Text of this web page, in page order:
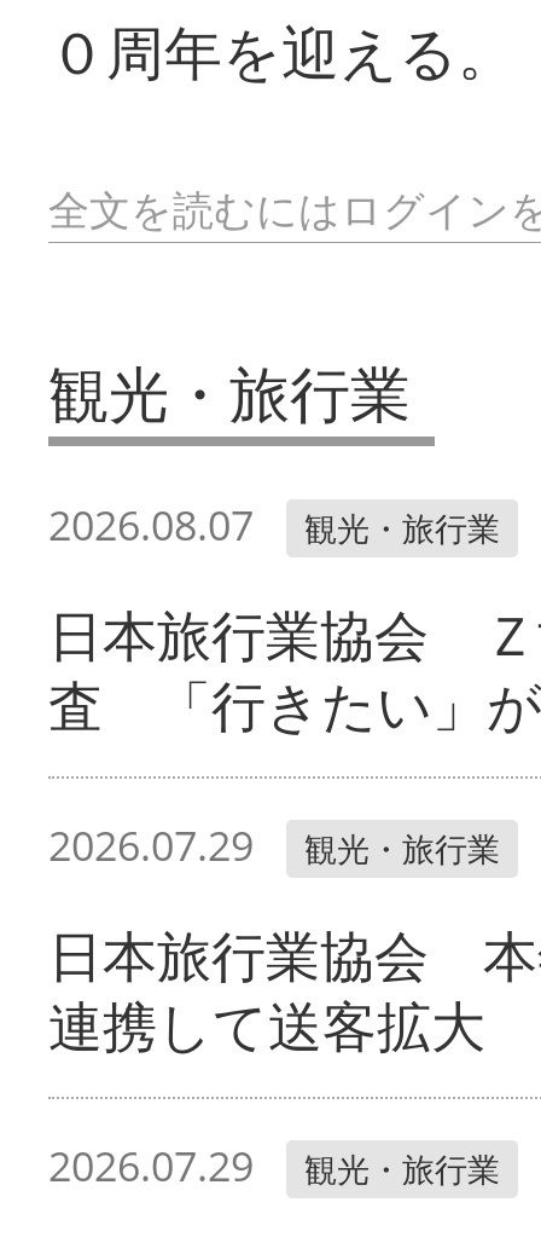
０周年を迎える。
全文を読むにはログイン
観光・旅行業
2026.08.07 観光・旅行業
日本旅行業協会
査 「行きたい」
2026.07.29 観光・旅行業
日本旅行業協会
連携して送客拡大
2026.07.29 観光・旅行業